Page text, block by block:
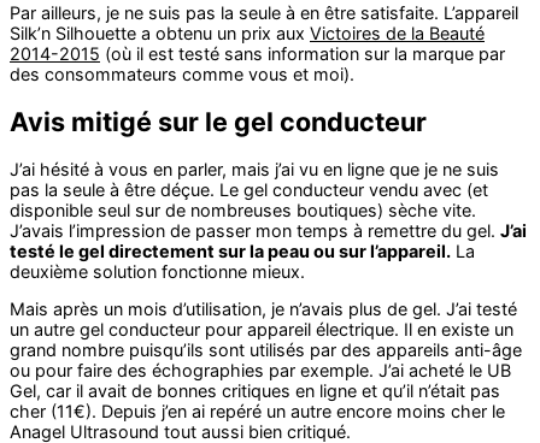
Par ailleurs, je ne suis pas la seule à en être satisfaite. L’appareil
Silk’n Silhouette a obtenu un prix aux Victoires de la Beauté
2014-2015 (où il est testé sans information sur la marque par
des consommateurs comme vous et moi).
Avis mitigé sur le gel conducteur
J’ai hésité à vous en parler, mais j’ai vu en ligne que je ne suis
pas la seule à être déçue. Le gel conducteur vendu avec (et
disponible seul sur de nombreuses boutiques) sèche vite.
J’avais l’impression de passer mon temps à remettre du gel. J’ai
testé le gel directement sur la peau ou sur l’appareil. La
deuxième solution fonctionne mieux.
Mais après un mois d’utilisation, je n’avais plus de gel. J’ai testé
un autre gel conducteur pour appareil électrique. Il en existe un
grand nombre puisqu’ils sont utilisés par des appareils anti-âge
ou pour faire des échographies par exemple. J’ai acheté le UB
Gel, car il avait de bonnes critiques en ligne et qu’il n’était pas
cher (11€). Depuis j’en ai repéré un autre encore moins cher le
Anagel Ultrasound tout aussi bien critiqué.